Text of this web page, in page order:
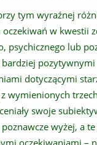
tym wyraźnej
oczekiwań w kwestii
psychicznego lub
bardziej pozytywnymi
dotyczącymi
wymienionych
swoje
wyżej, a te